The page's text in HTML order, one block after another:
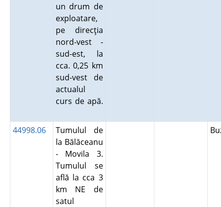
un drum de
exploatare,
pe direcţia
nord-vest -
sud-est, la
cca. 0,25 km
sud-vest de
actualul
curs de apă.
44998.06
Tumulul de
la Bălăceanu
- Movila 3.
Tumulul se
află la cca 3
km NE de
satul